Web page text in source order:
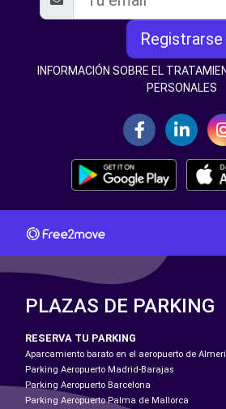
Registrarse
INFORMACIÓN SOBRE EL
PERSONALES
PLAZAS DE PARKING
RESERVA TU PARKING
Aparcamiento barato en el aeropuerto de
Parking Aeropuerto Madrid-Barajas
Parking Aeropuerto Barcelona
Parking Aeropuerto Palma de Mallorca